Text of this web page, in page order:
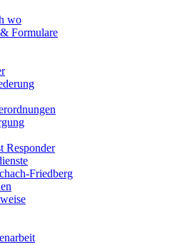
wo
Formulare
Responder
Friedberg